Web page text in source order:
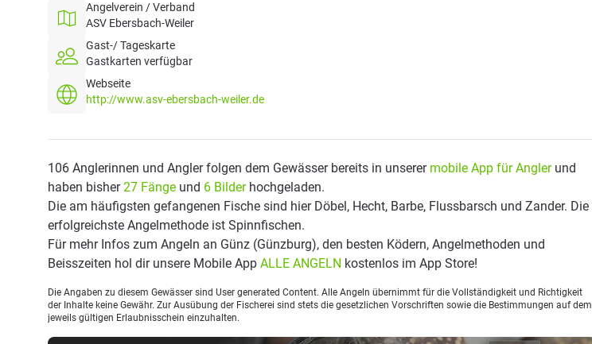
Angelverein / Verband
ASV Ebersbach-Weiler
Gast-/ Tageskarte
Gastkarten verfügbar
Webseite
http://www.asv-ebersbach-weiler.de
106 Anglerinnen und Angler folgen dem Gewässer bereits in unserer mobile App für Anglerund
haben bisher27 Fänge und 6 Bilderhochgeladen.
Die am häufigsten gefangenen Fische sind hier Döbel, Hecht, Barbe, Flussbarsch und Zander. Die
erfolgreichste Angelmethode ist Spinnfischen.
Für mehr Infos zum Angeln an Günz (Günzburg), den besten Ködern, Angelmethoden und
Beisszeiten hol dir unsere Mobile App ALLE ANGELN kostenlos im App Store!
Die Angaben zu diesem Gewässer sind User generated Content. Alle Angeln übernimmt für die Vollständigkeit und Richtigkeit
der Inhalte keine Gewähr. Zur Ausübung der Fischerei sind stets die gesetzlichen Vorschriften sowie die Bestimmungen auf dem
jeweils gültigen Erlaubnisschein einzuhalten.